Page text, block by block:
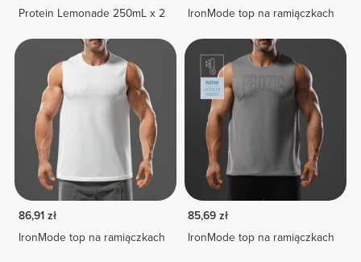
Protein Lemonade 250mL x 2
IronMode top na ramiączkach
86,91 zł
IronMode top na ramiączkach
85,69 zł
IronMode top na ramiączkach